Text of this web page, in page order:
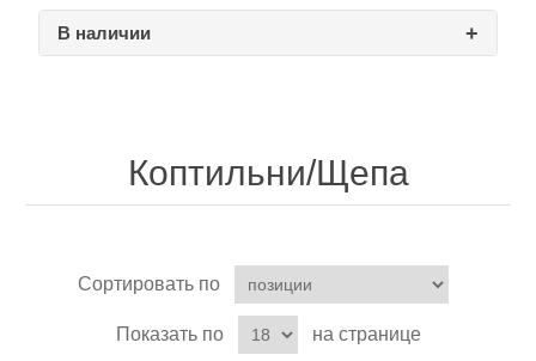
В наличии
Коптильни/Щепа
Сортировать по
Показать по на странице